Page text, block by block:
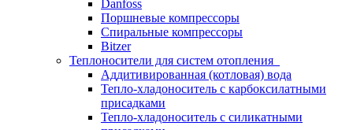
Danfoss
Поршневые компрессоры
Спиральные компрессоры
Bitzer
Теплоносители для систем отопления
Аддитивированная (котловая) вода
Тепло-хладоноситель с карбоксилатными
присадками
Тепло-хладоноситель с силикатными